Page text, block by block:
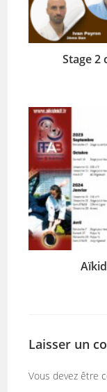
Stage 2
Laisser un
Vous devez être